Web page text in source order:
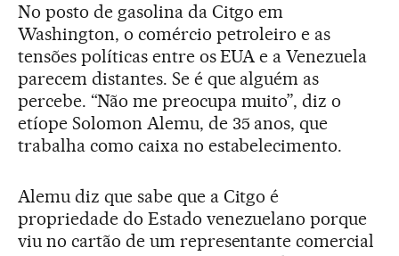
No posto de gasolina da Citgo em
Washington, o comércio petroleiro e as
tensões políticas entre os EUA e a Venezuela
parecem distantes. Se é que alguém as
percebe. “Não me preocupa muito”, diz o
etíope Solomon Alemu, de 35 anos, que
trabalha como caixa no estabelecimento.
Alemu diz que sabe que a Citgo é
propriedade do Estado venezuelano porque
viu no cartão de um representante comercial